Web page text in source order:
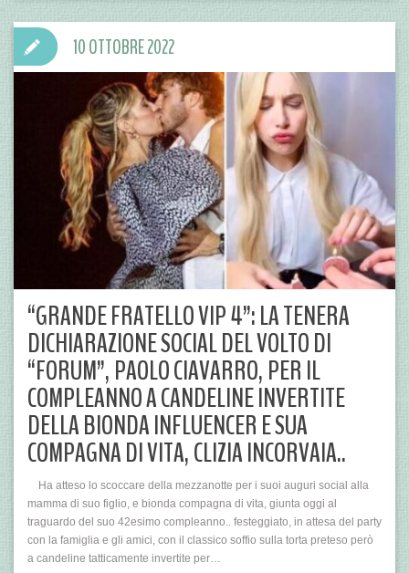
“GRANDE FRATELLO VIP 4”: LA TENERA
DICHIARAZIONE SOCIAL DEL VOLTO DI
“FORUM”, PAOLO CIAVARRO, PER IL
COMPLEANNO A CANDELINE INVERTITE
DELLA BIONDA INFLUENCER E SUA
COMPAGNA DI VITA, CLIZIA INCORVAIA..
Ha atteso lo scoccare della mezzanotte per i suoi auguri social alla
mamma di suo figlio, e bionda compagna di vita, giunta oggi al
traguardo del suo 42esimo compleanno.. festeggiato, in attesa del party
con la famiglia e gli amici, con il classico soffio sulla torta preteso però
a candeline tatticamente invertite per…
10 OTTOBRE 2022